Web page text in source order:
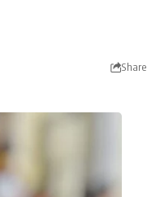
Share